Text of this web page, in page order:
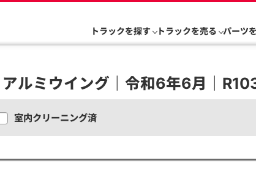
トラックを探す トラックを売る パーツ
ルミウイング｜令和6年6月｜
室内クリーニング済